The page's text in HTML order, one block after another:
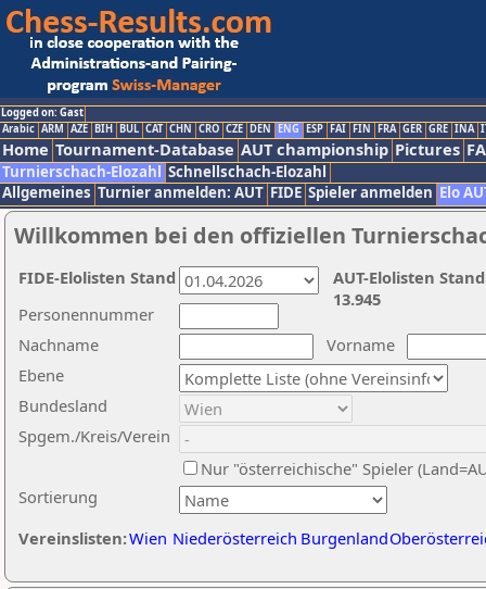
Logged on: Gast
Arabic ARM AZE BIH BUL CAT CHN CRO CZE DEN ENG ESP FAI FIN FRA GER GRE INA
Home Tournament-Database AUT championship Pictures
Turnierschach-Elozahl Schnellschach-Elozahl
Allgemeines Turnier anmelden: AUT FIDE Spieler anmelden Elo
Willkommen bei den offiziellen
Nachname
Vorname
Ebene
Sortierung
Personennummer
Bundesland
Spgem./Kreis/Verein
Nur "österreichische" Spieler
Vereinslisten:Wien Niederösterreich Burgenland
AUT-Elolisten
13.945
FIDE-Elolisten Stand